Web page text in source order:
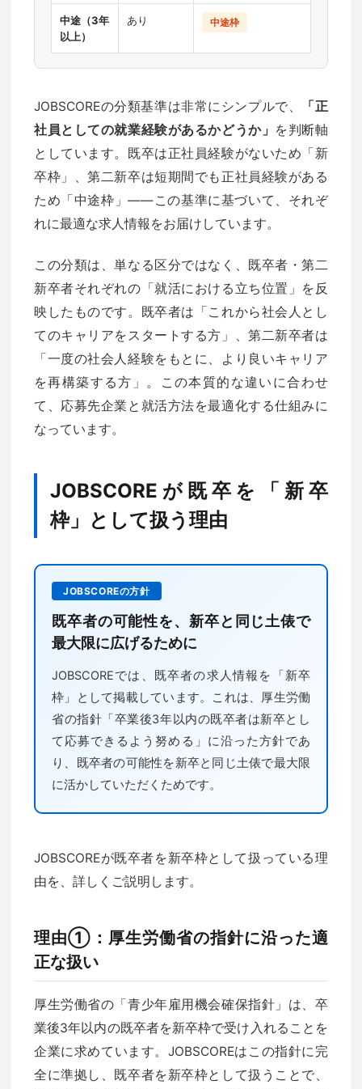
中途（3年
以上）
あり 中途枠
JOBSCOREの分類基準は非常にシンプルで、
「正
社員としての就業経験があるかどうか」 を判断軸
としています。既卒は正社員経験がないため「新
卒枠」、第二新卒は短期間でも正社員経験がある
ため「中途枠」——この基準に基づいて、それぞ
れに最適な求人情報をお届けしています。
この分類は、単なる区分ではなく、既卒者・第二
新卒者それぞれの「就活における立ち位置」を反
映したものです。既卒者は「これから社会人とし
てのキャリアをスタートする方」、第二新卒者は
「一度の社会人経験をもとに、より良いキャリア
を再構築する方」。この本質的な違いに合わせ
て、応募先企業と就活方法を最適化する仕組みに
なっています。
JOBSCOREが既卒を「新卒
枠」として扱う理由
JOBSCOREの方針
既卒者の可能性を、新卒と同じ土俵で
最大限に広げるために
JOBSCOREでは、既卒者の求人情報を「新卒
枠」として掲載しています。これは、厚生労働
省の指針「卒業後3年以内の既卒者は新卒とし
て応募できるよう努める」に沿った方針であ
り、既卒者の可能性を新卒と同じ土俵で最大限
に活かしていただくためです。
JOBSCOREが既卒者を新卒枠として扱っている理
由を、詳しくご説明します。
理由①：厚生労働省の指針に沿った適
正な扱い
厚生労働省の「青少年雇用機会確保指針」は、卒
業後3年以内の既卒者を新卒枠で受け入れることを
企業に求めています。JOBSCOREはこの指針に完
全に準拠し、既卒者を新卒枠として扱うことで、